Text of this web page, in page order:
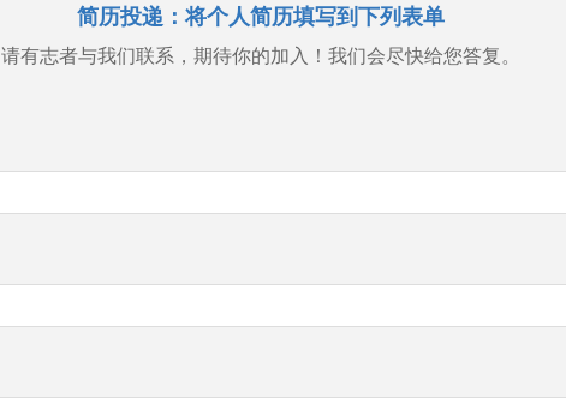
简历投递：将个人简历填写到下列表单
请有志者与我们联系，期待你的加入！我们会尽快给您答复。